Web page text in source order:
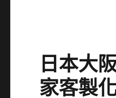
日本大
家客製